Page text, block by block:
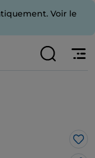
Voir le